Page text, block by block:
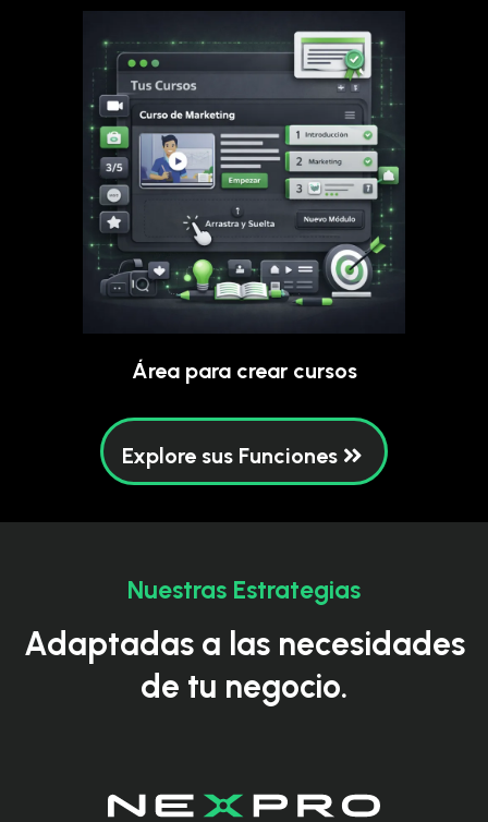
Área para crear cursos
Explore sus Funciones
Nuestras Estrategias
Adaptadas a las necesidades
de tu negocio.